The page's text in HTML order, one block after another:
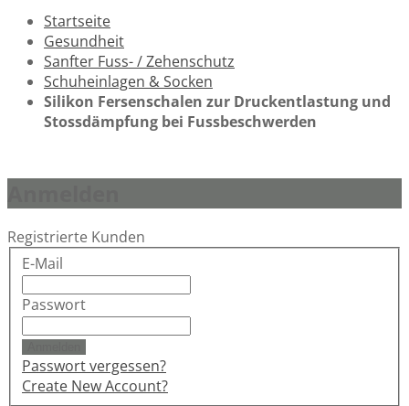
Startseite
Gesundheit
Sanfter Fuss- / Zehenschutz
Schuheinlagen & Socken
Silikon Fersenschalen zur Druckentlastung und
Stossdämpfung bei Fussbeschwerden
Registrierte Kunden
E-Mail
Passwort
Passwort vergessen?
Create New Account?